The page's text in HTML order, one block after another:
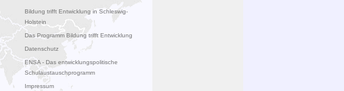
Bildung trifft Entwicklung in Schleswig-
Holstein
Das Programm Bildung trifft Entwicklung
Datenschutz
ENSA - Das entwicklungspolitische
Schulaustauschprogramm
Impressum